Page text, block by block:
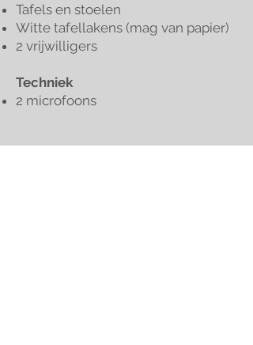
Tafels en stoelen
Witte tafellakens (mag van papier)
2 vrijwilligers
Techniek
2 microfoons